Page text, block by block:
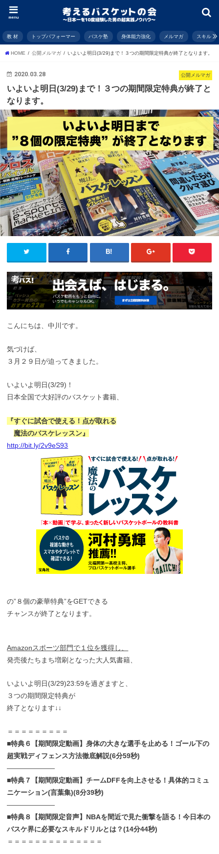
menu
教 材 トップパフォーマー バスケ塾 身体能力強化 メルマガ スキル
HOME 公開メルマガ いよいよ明日(3/29)まで！３つの期間限定特典が終了となります。
公開メルマガ
2020.03.28
いよいよ明日(3/29)まで！３つの期間限定特典が終了と
なります。
こんにちは、中川です。
気づけば、
３月２９日が迫ってきました。
いよいよ明日(3/29)！
日本全国で大好評のバスケット書籍、
『すぐに試合で使える！点が取れる
魔法のバスケレッスン』
http://bit.ly/2v9eS93
の”８個の豪華特典”をGETできる
チャンスが終了となります。
Amazonスポーツ部門で１位を獲得し、
発売後たちまち増刷となった大人気書籍、
いよいよ明日(3/29)23:59を過ぎますと、
３つの期間限定特典が
終了となります↓↓
＝＝＝＝＝＝＝＝＝
■特典６【期間限定動画】身体の大きな選手を止める！ゴール下の
超実戦ディフェンス方法徹底解説(6分59秒)
———————
■特典７【期間限定動画】チームDFFを向上させる！具体的コミュ
ニケーション(言葉集)(8分39秒)
———————
■特典８【期間限定音声】NBAを間近で見た衝撃を語る！今日本の
バスケ界に必要なスキルドリルとは？(14分44秒)
＝＝＝＝＝＝＝＝＝＝＝＝＝＝